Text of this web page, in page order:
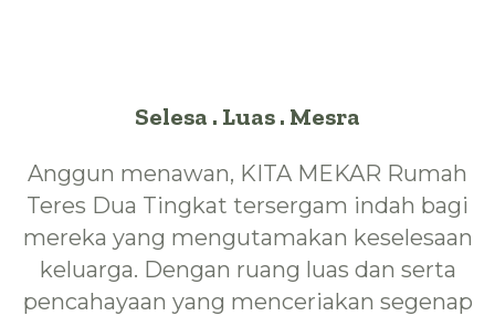
Selesa . Luas . Mesra
Anggun menawan, KITA MEKAR Rumah
Teres Dua Tingkat tersergam indah bagi
mereka yang mengutamakan keselesaan
keluarga. Dengan ruang luas dan serta
pencahayaan yang menceriakan segenap